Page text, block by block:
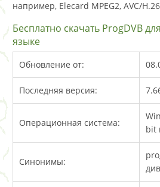
например, Elecard MPEG2, AVC/
Бесплатно скачать ProgDVB
языке
Обновление от:
Последняя версия:
Операционная система:
bit
Синонимы: